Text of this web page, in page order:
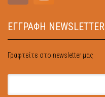
ΕΓΓΡΑΦΗ NEWSLETTER
Γραφτείτε στο newsletter μας